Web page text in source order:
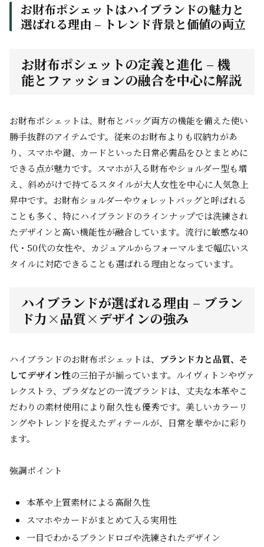
お財布ポシェットはハイブランドの魅力と
選ばれる理由 – トレンド背景と価値の両立
お財布ポシェットの定義と進化 – 機
能とファッションの融合を中心に解説
お財布ポシェットは、財布とバッグ両方の機能を備えた使い
勝手抜群のアイテムです。従来のお財布よりも収納力があ
り、スマホや鍵、カードといった日常必需品をひとまとめに
できる点が魅力です。スマホが入る財布やショルダー型も増
え、斜めがけで持てるスタイルが大人女性を中心に人気急上
昇中です。お財布ショルダーやウォレットバッグと呼ばれる
ことも多く、特にハイブランドのラインナップでは洗練され
たデザインと高い機能性が融合しています。流行に敏感な40
代・50代の女性や、カジュアルからフォーマルまで幅広いス
タイルに対応できることも選ばれる理由となっています。
ハイブランドが選ばれる理由 – ブラン
ド力×品質×デザインの強み
ハイブランドのお財布ポシェットは、 ブランド力と品質、そ
してデザイン性の三拍子が揃っています。ルイヴィトンやヴァ
レクストラ、プラダなどの一流ブランドは、丈夫な本革やこ
だわりの素材使用により耐久性も優秀です。美しいカラーリ
ングやトレンドを捉えたディテールが、日常を華やかに彩り
ます。
強調ポイント
本革や上質素材による高耐久性
スマホやカードがまとめて入る実用性
一目でわかるブランドロゴや洗練されたデザイン